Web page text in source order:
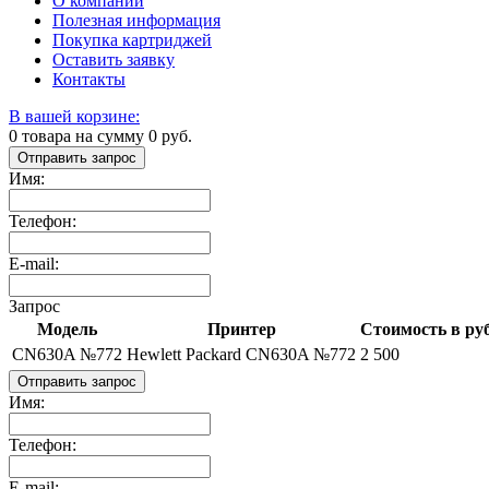
Полезная информация
Покупка картриджей
Оставить заявку
Контакты
В вашей корзине:
0 товара на сумму 0 руб.
Отправить запрос
Имя:
Телефон:
E-mail:
Запрос
Модель
Принтер Стоимость в
CN630A №772 Hewlett Packard CN630A №772 2 500
Отправить запрос
Имя:
Телефон: